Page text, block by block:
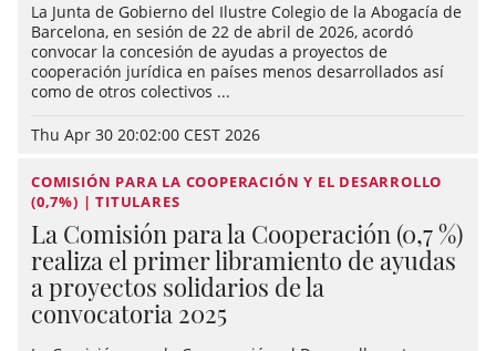
La Junta de Gobierno del Ilustre Colegio de la Abogacía de
Barcelona, en sesión de 22 de abril de 2026, acordó
convocar la concesión de ayudas a proyectos de
cooperación jurídica en países menos desarrollados así
como de otros colectivos ...
Thu Apr 30 20:02:00 CEST 2026
COMISIÓN PARA LA COOPERACIÓN Y EL DESARROLLO
(0,7%) | TITULARES
La Comisión para la Cooperación (0,7 %)
realiza el primer libramiento de ayudas
a proyectos solidarios de la
convocatoria 2025